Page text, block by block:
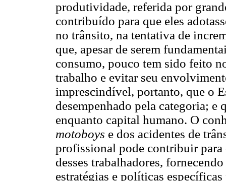
produtividade, referida por
contribuído para que eles
no trânsito, na tentativa de
que, apesar de serem
consumo, pouco tem sido feito
trabalho e evitar seu
imprescindível, portanto, que o
desempenhado pela categoria; e
enquanto capital humano. O
motoboys e dos acidentes de
profissional pode contribuir para
desses trabalhadores,
estratégias e políticas